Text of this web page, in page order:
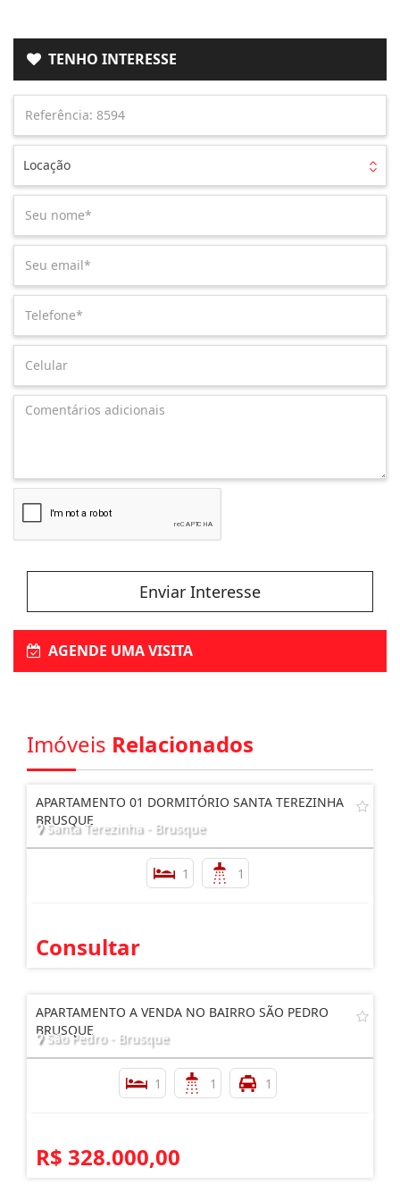
TENHO INTERESSE
Locação
Enviar Interesse
AGENDE UMA VISITA
Imóveis Relacionados
APARTAMENTO 01 DORMITÓRIO SANTA TEREZINHA
BRUSQUE
Santa Terezinha - Brusque
1 1
Consultar
APARTAMENTO A VENDA NO BAIRRO SÃO PEDRO
BRUSQUE
São Pedro - Brusque
1 1 1
R$ 328.000,00